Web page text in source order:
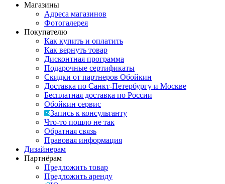
Магазины
Адреса магазинов
Фотогалерея
Покупателю
Как купить и оплатить
Как вернуть товар
Дисконтная программа
Подарочные сертификаты
Скидки от партнеров Обойкин
Доставка по Санкт-Петербургу и Москве
Бесплатная доставка по России
Обойкин сервис
Запись к консультанту
Что-то пошло не так
Обратная связь
Правовая информация
Дизайнерам
Партнёрам
Предложить товар
Предложить аренду